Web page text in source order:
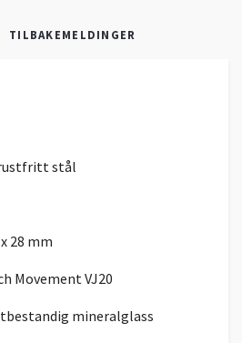
TILBAKEMELDINGER
stål
28 mm
Movement VJ20
mineralglass